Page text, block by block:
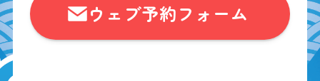
ウェブ予約フォーム